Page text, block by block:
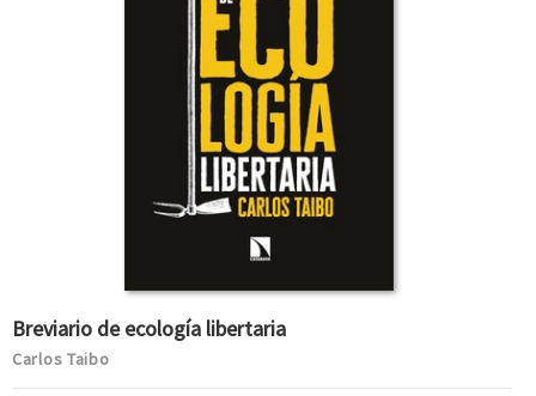
Breviario de ecología libertaria
Carlos Taibo